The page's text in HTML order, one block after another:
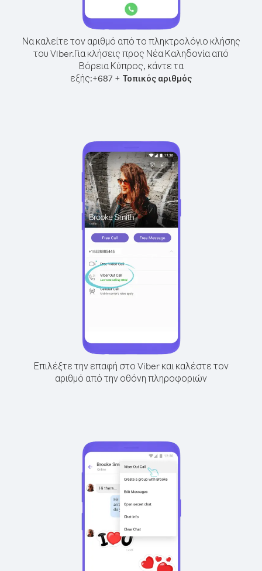
Να καλείτε τον αριθμό από το πληκτρολόγιο κλήσης
του Viber.Για κλήσεις προς Νέα Καληδονία από
Βόρεια Κύπρος, κάντε τα
εξής:+687 + Τοπικός αριθμός
Επιλέξτε την επαφή στο Viber και καλέστε τον
αριθμό από την οθόνη πληροφοριών